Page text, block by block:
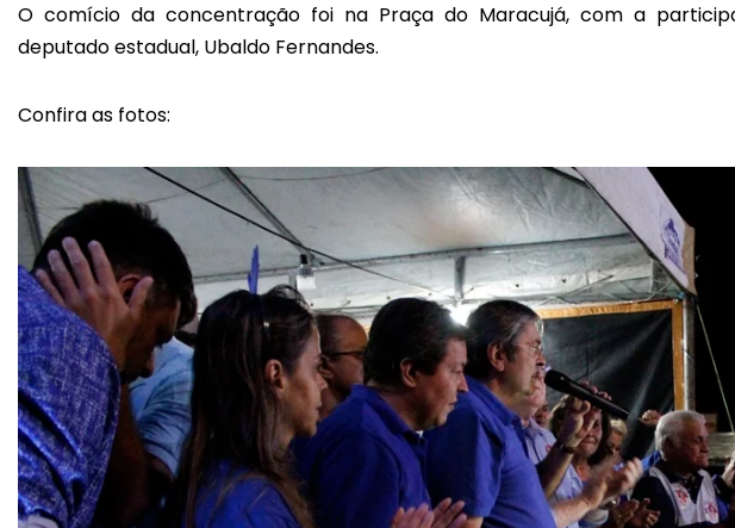
O comício da concentração foi na Praça do Maracujá, com a
deputado estadual, Ubaldo Fernandes.
Confira as fotos: